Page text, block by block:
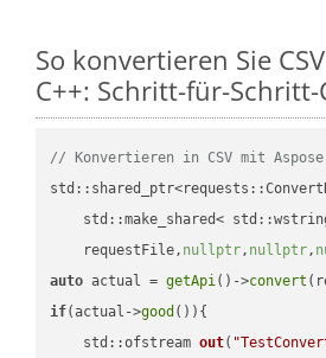
So konvertieren Sie
C++: Schritt-für-Schritt-
// Konvertieren in CSV mit
std::make_shared<
    requestFile,
nullptr, nullptr,
auto actual = getApi()->convert
if(actual->good ()){
std::ofstream out(